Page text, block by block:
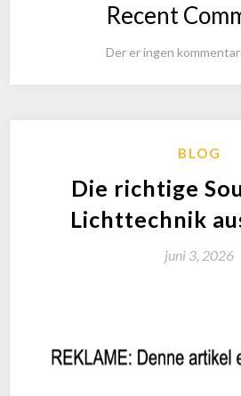
Recent
Der er ingen
BLOG
Die richtige
Lichttechnik
juni 3, 2026